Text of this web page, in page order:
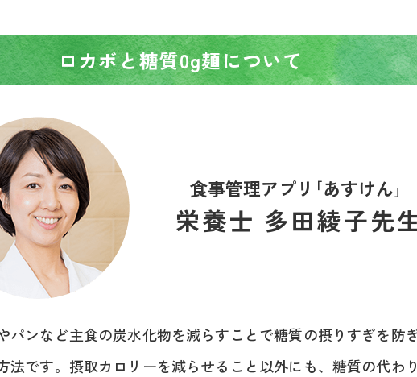
ロカボと糖質0g麺について
食事管理アプリ｢あすけん｣
栄養士 多田綾子先
パンなど主食の炭水化物を減らすことで糖質の摂りすぎを防
法です。摂取カロリーを減らせること以外にも、糖質の代わ